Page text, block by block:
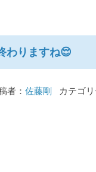
わりますね😌
者： 佐藤剛 カテゴリ